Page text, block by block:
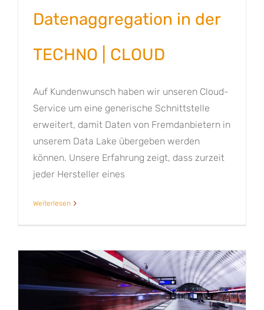
Datenaggregation in der
TECHNO | CLOUD
Auf Kundenwunsch haben wir unseren Cloud-
Service um eine generische Schnittstelle
erweitert, damit Daten von Fremdanbietern in
unserem Data Lake übergeben werden
können. Unsere Erfahrung zeigt, dass zurzeit
jeder Hersteller eines
Weiterlesen